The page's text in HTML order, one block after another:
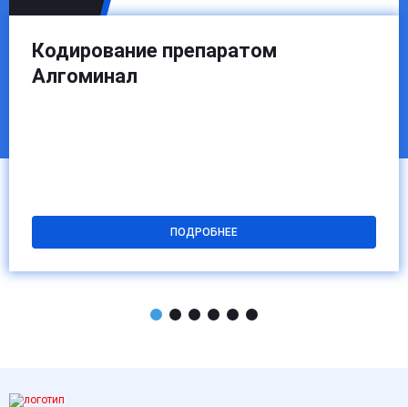
Кодирование препаратом
Алгоминал
ПОДРОБНЕЕ